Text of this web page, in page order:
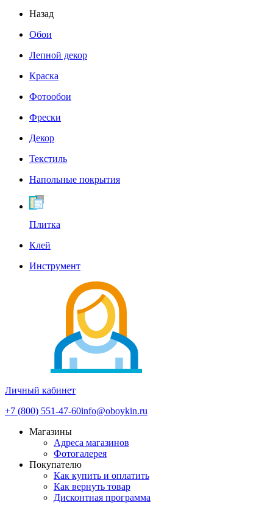
Назад
Обои
Лепной декор
Краска
Фотообои
Фрески
Декор
Текстиль
Напольные покрытия
Плитка
Клей
Инструмент
Личный кабинет
+7 (800) 551-47-60info@oboykin.ru
Магазины
Адреса магазинов
Фотогалерея
Покупателю
Как купить и оплатить
Как вернуть товар
Дисконтная программа